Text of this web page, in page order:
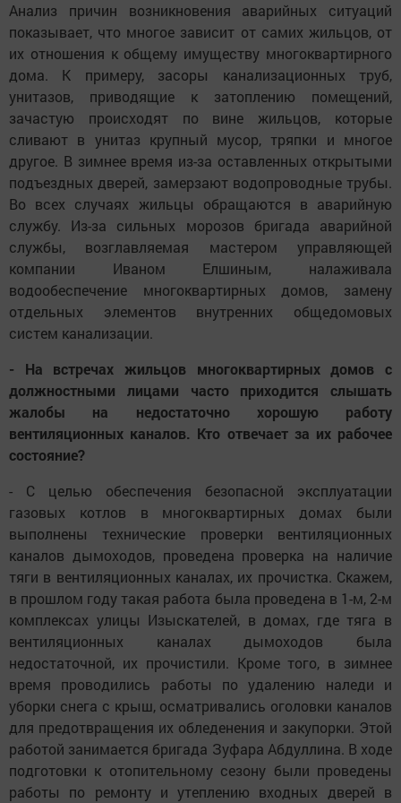
Анализ причин возникновения аварийных ситуаций
показывает, что многое зависит от самих жильцов, от
их отношения к общему имуществу многоквартирного
дома. К примеру, засоры канализационных труб,
унитазов, приводящие к затоплению помещений,
зачастую происходят по вине жильцов, которые
сливают в унитаз крупный мусор, тряпки и многое
другое. В зимнее время из-за оставленных открытыми
подъездных дверей, замерзают водопроводные трубы.
Во всех случаях жильцы обращаются в аварийную
службу. Из-за сильных морозов бригада аварийной
службы, возглавляемая мастером управляющей
компании Иваном Елшиным, налаживала
водообеспечение многоквартирных домов, замену
отдельных элементов внутренних общедомовых
систем канализации.
- На встречах жильцов многоквартирных домов с
должностными лицами часто приходится слышать
жалобы на недостаточно хорошую работу
вентиляционных каналов. Кто отвечает за их рабочее
состояние?
- С целью обеспечения безопасной эксплуатации
газовых котлов в многоквартирных домах были
выполнены технические проверки вентиляционных
каналов дымоходов, проведена проверка на наличие
тяги в вентиляционных каналах, их прочистка. Скажем,
в прошлом году такая работа была проведена в 1-м, 2-м
комплексах улицы Изыскателей, в домах, где тяга в
вентиляционных каналах дымоходов была
недостаточной, их прочистили. Кроме того, в зимнее
время проводились работы по удалению наледи и
уборки снега с крыш, осматривались оголовки каналов
для предотвращения их обледенения и закупорки. Этой
работой занимается бригада Зуфара Абдуллина. В ходе
подготовки к отопительному сезону были проведены
работы по ремонту и утеплению входных дверей в